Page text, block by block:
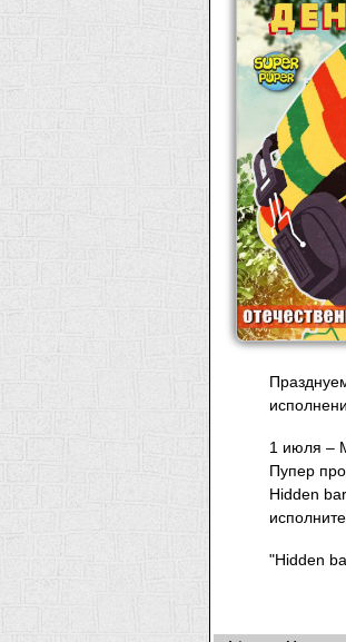
1 июля –
Пупер
Hidden
"Hidden